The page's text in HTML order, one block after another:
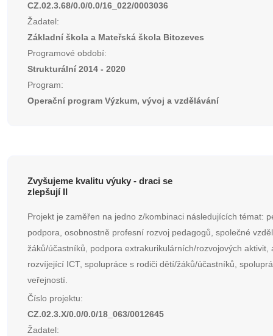
CZ.02.3.68/0.0/0.0/16_022/0003036
Žadatel:
Základní škola a Mateřská škola Bitozeves
Programové období:
Strukturální 2014 - 2020
Program:
Operační program Výzkum, vývoj a vzdělávání
Zvyšujeme kvalitu výuky - draci se
zlepšují II
Projekt je zaměřen na jedno z/kombinaci následujících témat:
podpora, osobnostně profesní rozvoj pedagogů, společné
žáků/účastníků, podpora extrakurikulárních/rozvojových aktivit,
rozvíjející ICT, spolupráce s rodiči dětí/žáků/účastníků,
veřejností.
Číslo projektu:
CZ.02.3.X/0.0/0.0/18_063/0012645
Žadatel: